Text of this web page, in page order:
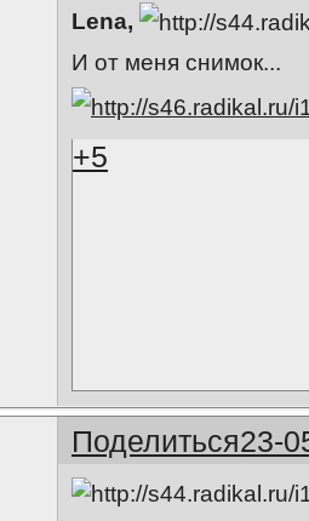
Lena,
И от меня снимок...
+5
Поделиться23-